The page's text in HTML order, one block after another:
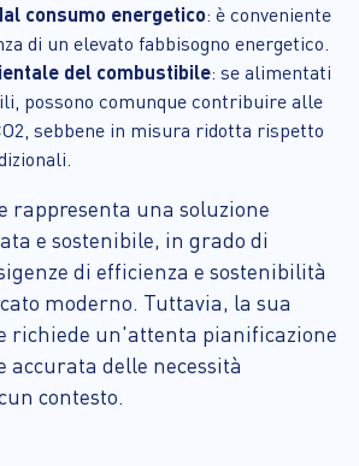
consumo energetico: è conveniente
di un elevato fabbisogno energetico.
del combustibile: se alimentati
possono comunque contribuire alle
sebbene in misura ridotta rispetto
rappresenta una soluzione
e sostenibile, in grado di
di efficienza e sostenibilità
moderno. Tuttavia, la sua
richiede un'attenta pianificazione
accurata delle necessità
contesto.